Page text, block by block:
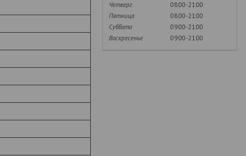
Четверг
08:00-21:00
Пятница
08:00-21:00
Суббота
09:00-21:00
Воскресенье
09:00-21:00